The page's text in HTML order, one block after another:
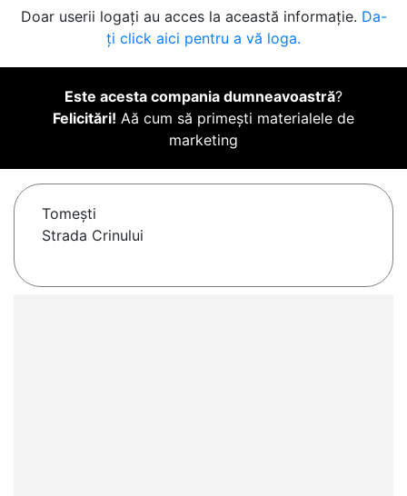
Doar userii logați au acces la această informație. Da-
ți click aici pentru a vă loga.
Este acesta compania dumneavoastră?
Felicitări! Aă cum să primești materialele de
marketing
Tomeşti
Strada Crinului